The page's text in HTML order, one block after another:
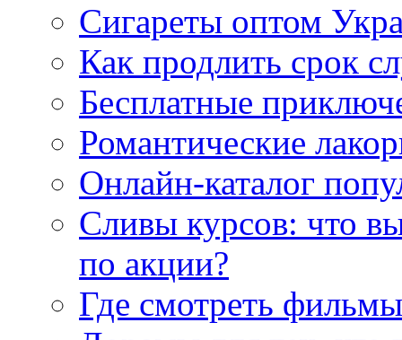
Сигареты оптом
Как продлить срок
Бесплатные
Романтические
Онлайн-каталог
Сливы курсов: что
по акции?
Где смотреть